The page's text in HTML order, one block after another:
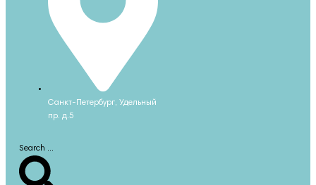
Санкт-Петербург, Удельный
пр. д.5
Search ...